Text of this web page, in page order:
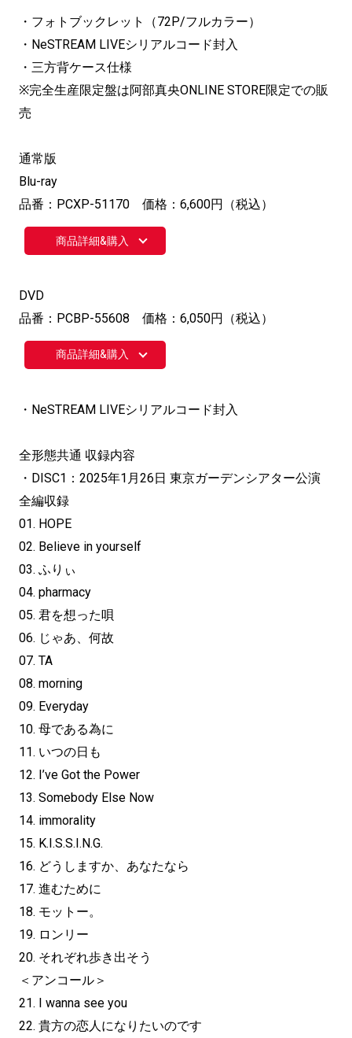
・フォトブックレット（72P/フルカラー）
・NeSTREAM LIVEシリアルコード封入
・三方背ケース仕様
※完全生産限定盤は阿部真央ONLINE STORE限定での販
売
通常版
Blu-ray
品番：PCXP-51170 価格：6,600円（税込）
商品詳細&購入
DVD
品番：PCBP-55608 価格：6,050円（税込）
商品詳細&購入
・NeSTREAM LIVEシリアルコード封入
全形態共通 収録内容
・DISC1：2025年1月26日 東京ガーデンシアター公演
全編収録
01. HOPE
02. Believe in yourself
03. ふりぃ
04. pharmacy
05. 君を想った唄
06. じゃあ、何故
07. TA
08. morning
09. Everyday
10. 母である為に
11. いつの日も
12. I’ve Got the Power
13. Somebody Else Now
14. immorality
15. K.I.S.S.I.N.G.
16. どうしますか、あなたなら
17. 進むために
18. モットー。
19. ロンリー
20. それぞれ歩き出そう
＜アンコール＞
21. I wanna see you
22. 貴方の恋人になりたいのです